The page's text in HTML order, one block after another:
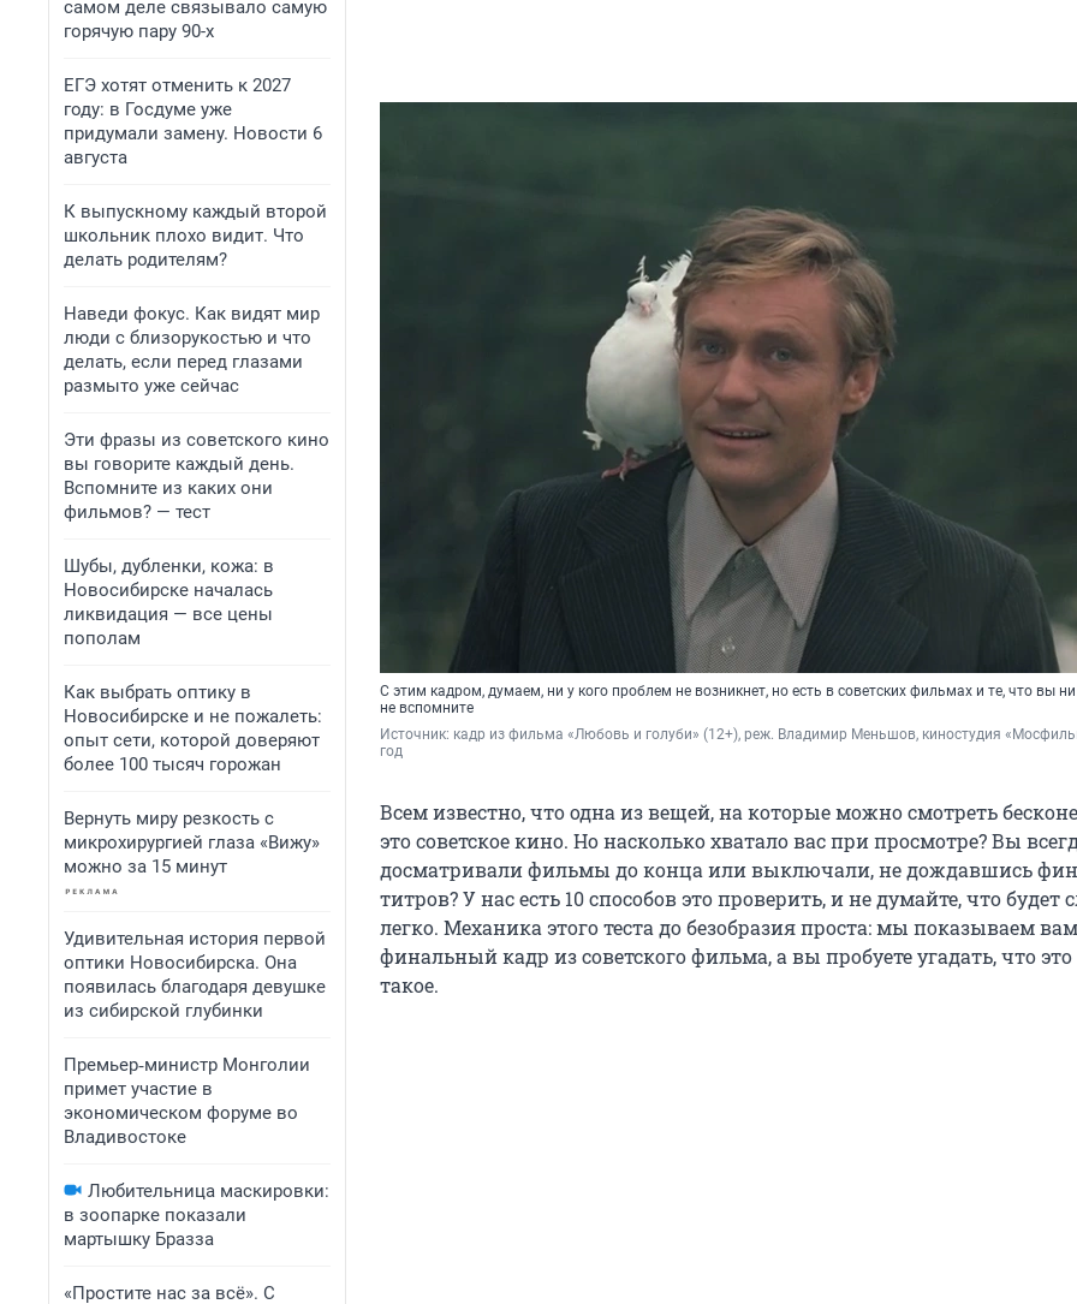
самом деле связывало самую
горячую пару 90-х
ЕГЭ хотят отменить к 2027
году: в Госдуме уже
придумали замену. Новости 6
августа
К выпускному каждый второй
школьник плохо видит. Что
делать родителям?
Наведи фокус. Как видят мир
люди с близорукостью и что
делать, если перед глазами
размыто уже сейчас
Эти фразы из советского кино
вы говорите каждый день.
Вспомните из каких они
фильмов? — тест
Шубы, дубленки, кожа: в
Новосибирске началась
ликвидация — все цены
пополам
Как выбрать оптику в
Новосибирске и не пожалеть:
опыт сети, которой доверяют
более 100 тысяч горожан
Вернуть миру резкость с
микрохирургией глаза «Вижу»
можно за 15 минут
Удивительная история первой
оптики Новосибирска. Она
появилась благодаря девушке
из сибирской глубинки
Премьер‑министр Монголии
примет участие в
экономическом форуме во
Владивостоке
Любительница маскировки:
в зоопарке показали
мартышку Бразза
«Простите нас за всё». С
С этим кадром, думаем, ни у кого проблем не возникнет, но есть в советских фильмах и те, что вы
не вспомните
Источник: кадр из фильма «Любовь и голуби» (12+), реж. Владимир Меньшов, киностудия
год
Всем известно, что одна из вещей, на которые можно смотреть
это советское кино. Но насколько хватало вас при просмотре? Вы
досматривали фильмы до конца или выключали, не дождавшись
титров? У нас есть 10 способов это проверить, и не думайте, что
легко. Механика этого теста до безобразия проста: мы показываем вам
финальный кадр из советского фильма, а вы пробуете угадать, что
такое.